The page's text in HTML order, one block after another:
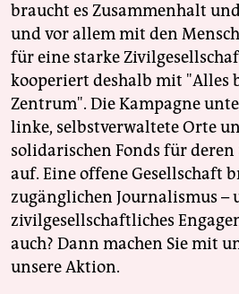
braucht es Zusammenhalt
und vor allem mit den
für eine starke
kooperiert deshalb mit "Alles
Zentrum". Die Kampagne
linke, selbstverwaltete Orte
solidarischen Fonds für
auf. Eine offene Gesellschaft
zugänglichen Journalismus –
zivilgesellschaftliches
auch? Dann machen Sie mit
unsere Aktion.